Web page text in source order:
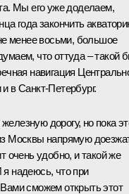
Мы его уже доделаем,
года закончить
менее восьми, большое
что оттуда – такой
навигация
в Санкт-Петербург.
дорогу, но пока
Москвы напрямую
очень удобно, и такой же
надеюсь, что при
сможем открыть этот